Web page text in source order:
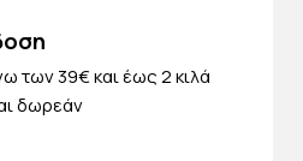
των 39€ και έως 2 κιλά
δωρεάν